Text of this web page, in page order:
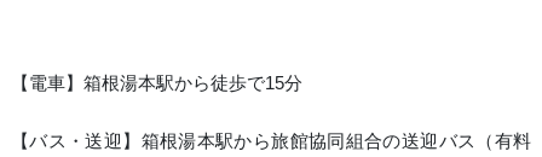
【電車】箱根湯本駅から徒歩で15分
【バス・送迎】箱根湯本駅から旅館協同組合の送迎バス（有料